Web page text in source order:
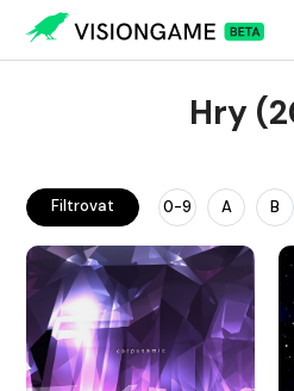
Hry
Filtrovat 0-9 A B